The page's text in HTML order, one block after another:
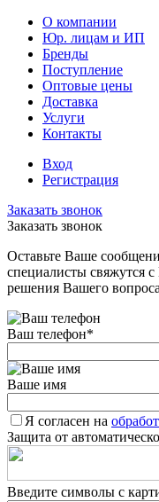
О компании
Юр. лицам и ИП
Бренды
Поступление
Оптовые цены
Доставка
Услуги
Контакты
Вход
Регистрация
Заказать звонок
Заказать звонок
Оставьте Ваше
специалисты свяжутся
решения Вашего
Ваш телефон*
Ваше имя
Я согласен на
Защита от
Введите символы с